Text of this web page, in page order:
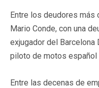
Entre los deudores más
Mario Conde, con una
exjugador del
piloto de motos español
Entre las decenas de